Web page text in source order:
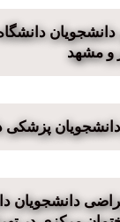
دانشجویان
و مشهد
پزشکی
دانشجویان